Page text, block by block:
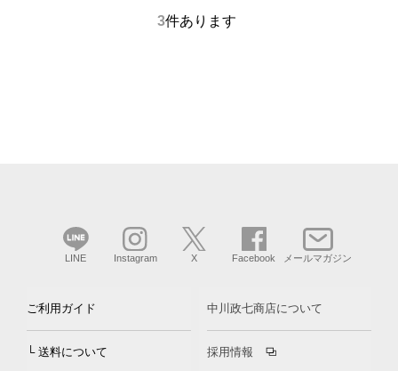
3件あります
LINE Instagram X Facebook メールマガジン
ご利用ガイド
└ 送料について
中川政七商店について
採用情報